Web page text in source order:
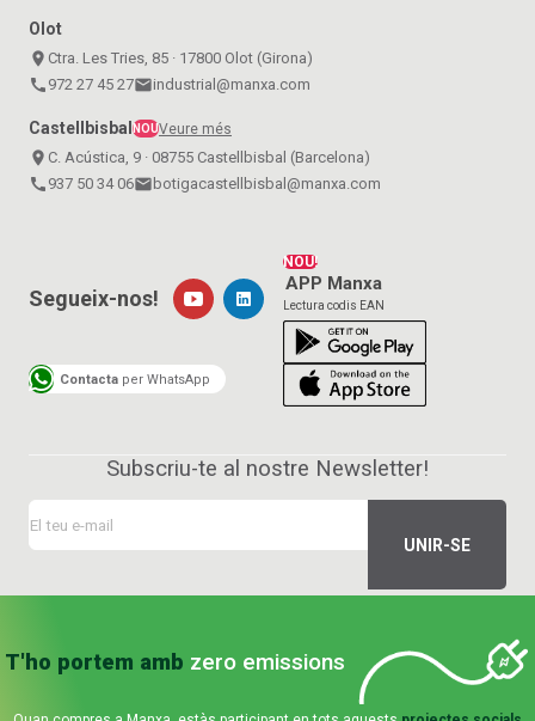
Olot
place Ctra. Les Tries, 85 · 17800 Olot (Girona)
call 972 27 45 27emailindustrial@manxa.com
Castellbisbal NOUVeure més
place C. Acústica, 9 · 08755 Castellbisbal (Barcelona)
call 937 50 34 06email botigacastellbisbal@manxa.com
NOU!
APP Manxa
Lectura codis EAN
Segueix-nos!
Contacta per WhatsApp
Subscriu-te al nostre Newsletter!
T'ho portem amb zero emissions